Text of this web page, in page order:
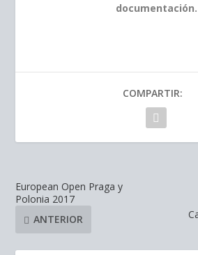
documentación.
COMPARTIR:
European Open Praga y
Polonia 2017
ANTERIOR